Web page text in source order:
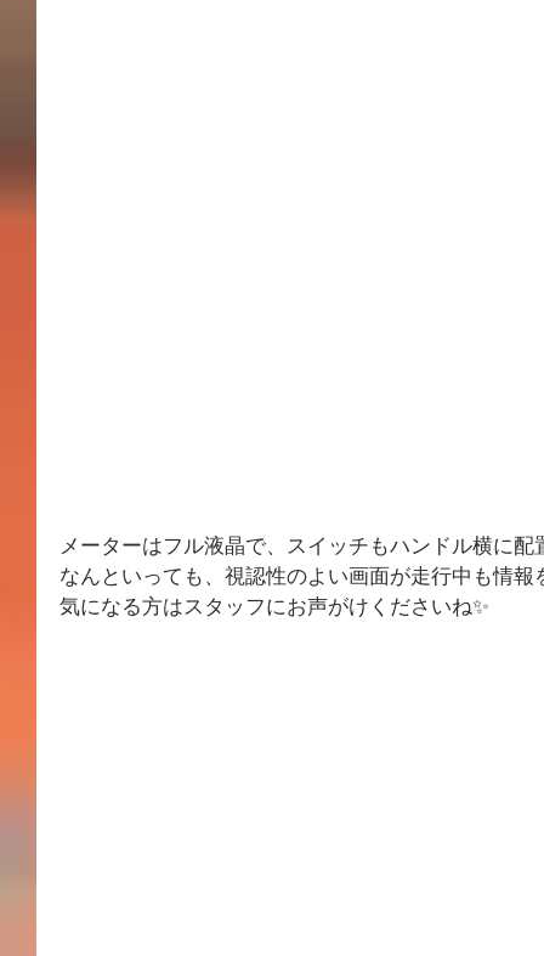
メーターはフル液晶で、スイッチもハンドル横に
なんといっても、視認性のよい画面が走行中も情
気になる方はスタッフにお声がけくださいね✨